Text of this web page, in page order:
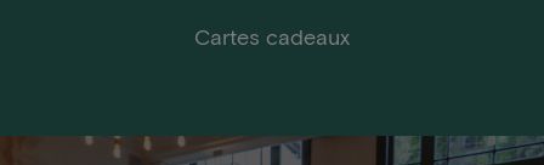
Cartes cadeaux